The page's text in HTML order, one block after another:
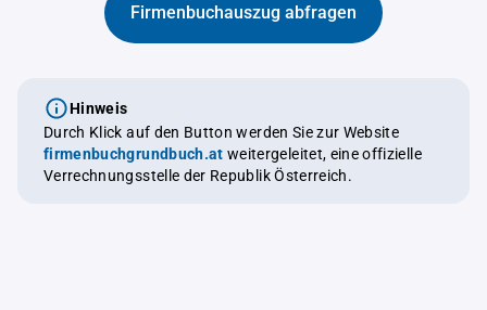
Firmenbuchauszug abfragen
Hinweis
Durch Klick auf den Button werden Sie zur Website
firmenbuchgrundbuch.at weitergeleitet, eine offizielle
Verrechnungsstelle der Republik Österreich.